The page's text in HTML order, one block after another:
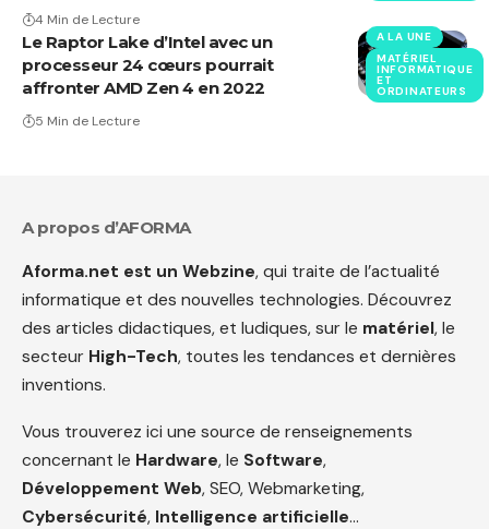
4 Min de Lecture
A LA UNE
MATÉRIEL
INFORMATIQUE
ET
ORDINATEURS
Le Raptor Lake d’Intel avec un
processeur 24 cœurs pourrait
affronter AMD Zen 4 en 2022
5 Min de Lecture
A propos d’AFORMA
Aforma.net est un Webzine, qui traite de l’actualité
informatique et des nouvelles technologies. Découvrez
des articles didactiques, et ludiques, sur le matériel, le
secteur High-Tech, toutes les tendances et dernières
inventions.
Vous trouverez ici une source de renseignements
concernant le Hardware, le Software,
Développement Web, SEO, Webmarketing,
Cybersécurité, Intelligence artificielle…